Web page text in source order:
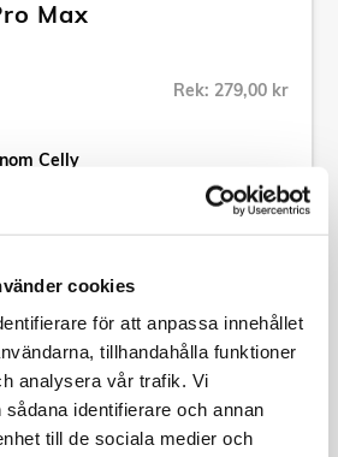
cookies
för att anpassa innehållet
tillhandahålla funktioner
analysera vår trafik. Vi
identifierare och annan
till de sociala medier och
Max
Rek: 279,00 kr
Celly